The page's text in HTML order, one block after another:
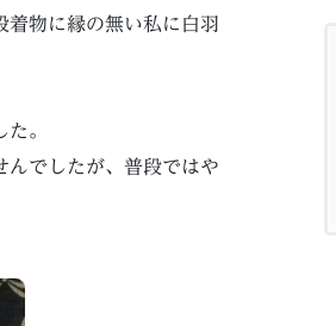
着物に縁の無い私に白羽
。
んでしたが、普段ではや